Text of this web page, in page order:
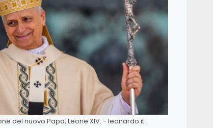
del nuovo Papa, Leone XIV. - leonardo.it